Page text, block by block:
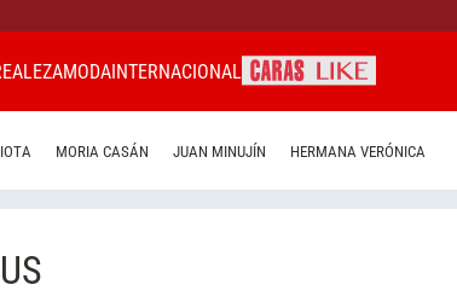
MODAINTERNACIONAL
MORIA CASÁN JUAN MINUJÍN HERMANA VERÓNICA